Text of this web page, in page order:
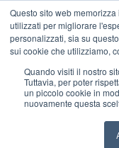
Questo sito web
utilizzati per migliorare
personalizzati, sia su
sui cookie che utilizziamo,
Quando visiti il ​​nostro
Tuttavia, per poter
un piccolo cookie in
nuovamente questa